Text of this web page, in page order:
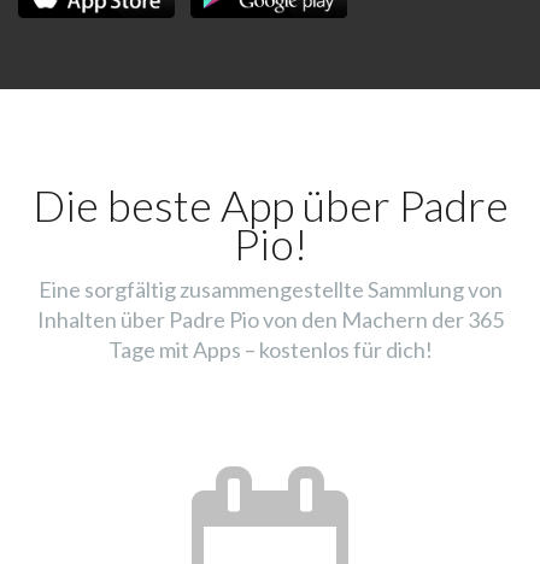
Die beste App über Padre
Pio!
Eine sorgfältig zusammengestellte Sammlung von
Inhalten über Padre Pio von den Machern der 365
Tage mit Apps – kostenlos für dich!